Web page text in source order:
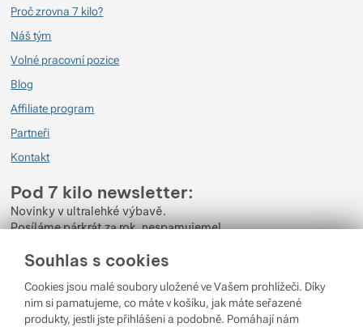
Souhlas s cookies
Cookies jsou malé soubory uložené ve Vašem prohlížeči. Díky
nim si pamatujeme, co máte v košíku, jak máte seřazené
produkty, jestli jste přihlášeni a podobně. Pomáhají nám
Proč zrovna 7 kilo?
Náš tým
Volné pracovní pozice
Blog
Affiliate program
Partneři
Kontakt
Pod 7 kilo newsletter:
Novinky v ultralehké výbavě.
Posíláme párkrát za rok, nespamujeme!
Zadejte váš e-mail
Odběrem newsletteru souhlasíte se zpracovánímOsobních údajů.
Přihlásit se